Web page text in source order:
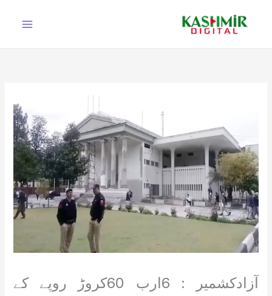
آزادکشمیر : 6ارب 60کروڑ روپے کے